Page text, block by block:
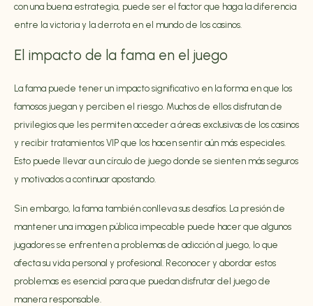
con una buena estrategia, puede ser el factor que haga la diferencia
entre la victoria y la derrota en el mundo de los casinos.
El impacto de la fama en el juego
La fama puede tener un impacto significativo en la forma en que los
famosos juegan y perciben el riesgo. Muchos de ellos disfrutan de
privilegios que les permiten acceder a áreas exclusivas de los casinos
y recibir tratamientos VIP que los hacen sentir aún más especiales.
Esto puede llevar a un círculo de juego donde se sienten más seguros
y motivados a continuar apostando.
Sin embargo, la fama también conlleva sus desafíos. La presión de
mantener una imagen pública impecable puede hacer que algunos
jugadores se enfrenten a problemas de adicción al juego, lo que
afecta su vida personal y profesional. Reconocer y abordar estos
problemas es esencial para que puedan disfrutar del juego de
manera responsable.